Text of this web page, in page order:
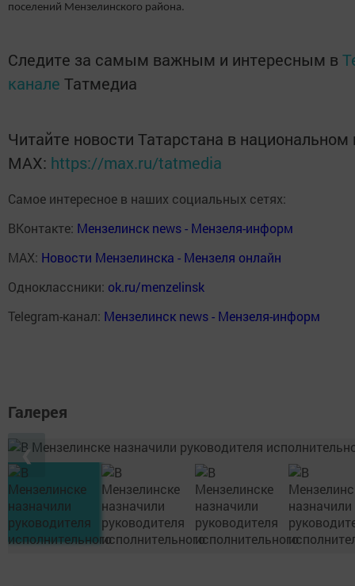
поселений Мензелинского района.
Следите за самым важным и интересным в
канале Татмедиа
Читайте новости Татарстана в
MАХ: https://max.ru/tatmedia
Самое интересное в наших социальных сетях:
ВКонтакте: Мензелинск news - Мензеля-информ
MAX: Новости Мензелинска - Мензеля онлайн
Одноклассники: ok.ru/menzelinsk
Telegram-канал: Мензелинск news - Мензеля-информ
Галерея
❮